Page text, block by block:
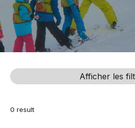
Afficher les
0 result